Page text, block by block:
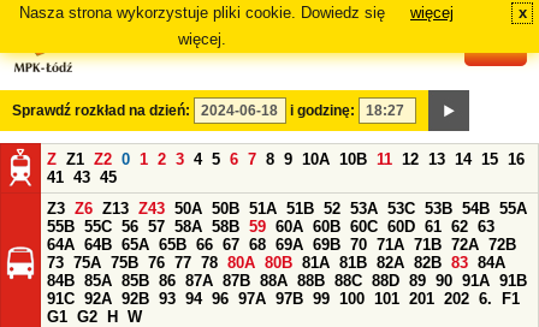
Nasza strona wykorzystuje pliki cookie. Dowiedz się
więcej.
więcej x
Sprawdź rozkład na dzień: i godzinę:
Z Z1 Z2 0 1 2 3 4 5 6 7 8 9 10A 10B 11 12 13 14 15 16
41 43 45
Z3 Z6 Z13 Z43 50A 50B 51A 51B 52 53A 53C 53B 54B 55A
55B 55C 56 57 58A 58B 59 60A 60B 60C 60D 61 62 63
64A 64B 65A 65B 66 67 68 69A 69B 70 71A 71B 72A 72B
73 75A 75B 76 77 78 80A 80B 81A 81B 82A 82B 83 84A
84B 85A 85B 86 87A 87B 88A 88B 88C 88D 89 90 91A 91B
91C 92A 92B 93 94 96 97A 97B 99 100 101 201 202 6.
F1
G1 G2 H
W